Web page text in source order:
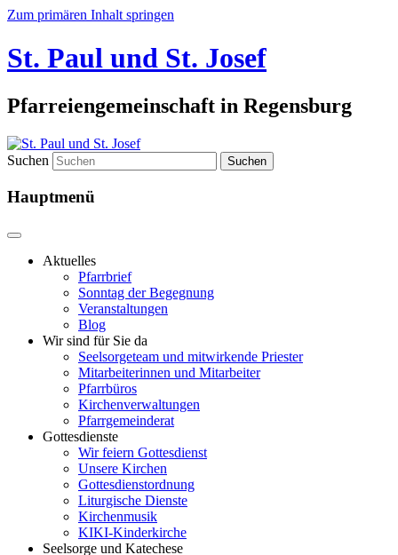
Zum primären Inhalt springen
St. Paul und St. Josef
Pfarreiengemeinschaft in Regensburg
Suchen
Hauptmenü
Aktuelles
Pfarrbrief
Sonntag der Begegnung
Veranstaltungen
Blog
Wir sind für Sie da
Seelsorgeteam und mitwirkende Priester
Mitarbeiterinnen und Mitarbeiter
Pfarrbüros
Kirchenverwaltungen
Pfarrgemeinderat
Gottesdienste
Wir feiern Gottesdienst
Unsere Kirchen
Gottesdienstordnung
Liturgische Dienste
Kirchenmusik
KIKI-Kinderkirche
Seelsorge und Katechese